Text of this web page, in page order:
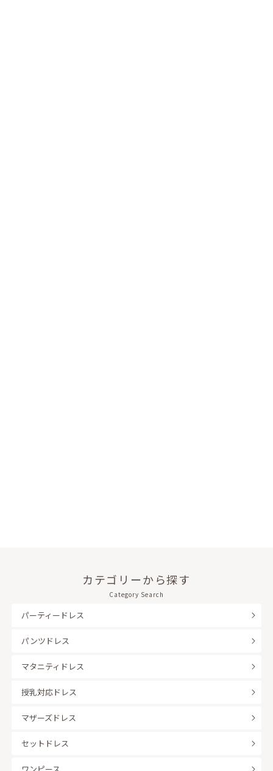
カテゴリーから探す
Category Search
パーティードレス
パンツドレス
マタニティドレス
授乳対応ドレス
マザーズドレス
セットドレス